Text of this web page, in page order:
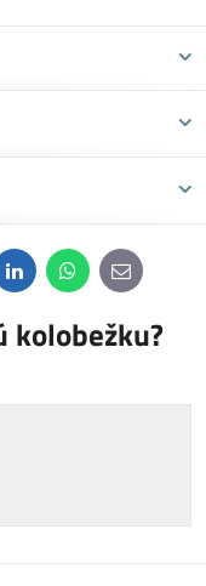
LinkedInWhatsApp
E-
mail
kolobežku?